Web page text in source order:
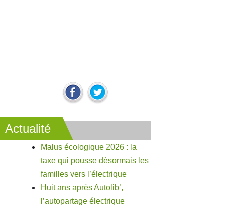
Actualité
Malus écologique 2026 : la
taxe qui pousse désormais les
familles vers l’électrique
Huit ans après Autolib’,
l’autopartage électrique